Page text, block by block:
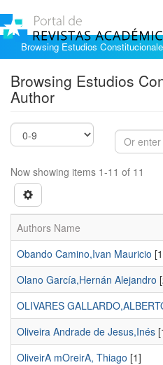
Browsing Estudios
Browsing Estudios
Author
Now showing items 1-11 of 11
Authors Name
Obando Camino,Ivan Mauricio
Olano García,Hernán Alejandro
OLIVARES
Oliveira Andrade de Jesus,Inés
OliveirA mOreirA, Thiago [1]